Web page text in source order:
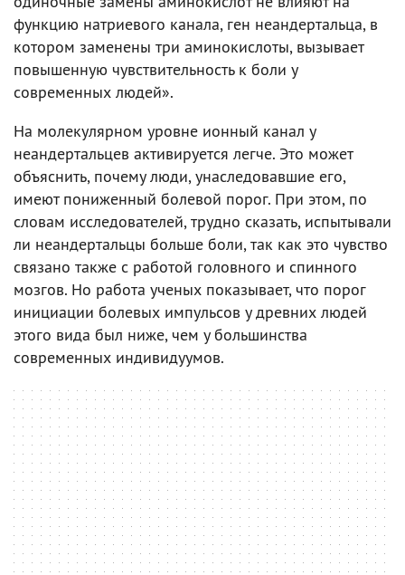
функцию натриевого канала, ген неандертальца, в
котором заменены три аминокислоты, вызывает
повышенную чувствительность к боли у
современных людей».
На молекулярном уровне ионный канал у
неандертальцев активируется легче. Это может
объяснить, почему люди, унаследовавшие его,
имеют пониженный болевой порог. При этом, по
словам исследователей, трудно сказать, испытывали
ли неандертальцы больше боли, так как это чувство
связано также с работой головного и спинного
мозгов. Но работа ученых показывает, что порог
инициации болевых импульсов у древних людей
этого вида был ниже, чем у большинства
современных индивидуумов.